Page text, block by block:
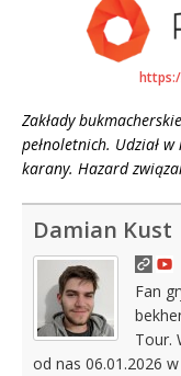
Zakłady
pełnoletnich. Udział
karany. Hazard
Damian Kust
Fan
Tour.
od nas 06.01.2026